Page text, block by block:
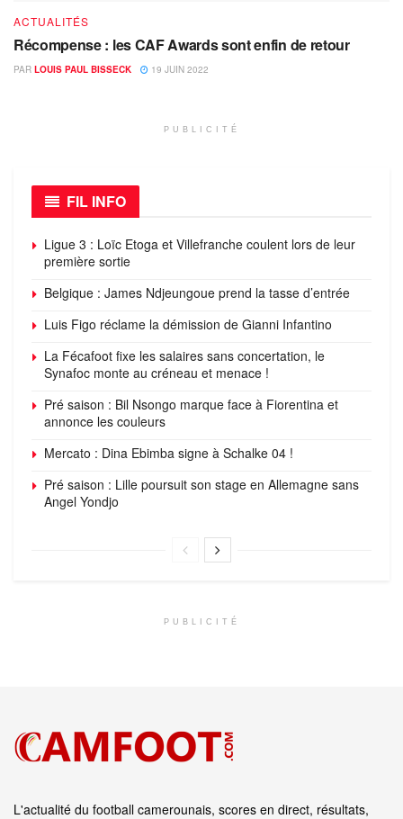
ACTUALITÉS
Récompense : les CAF Awards sont enfin de retour
PAR LOUIS PAUL BISSECK 19 JUIN 2022
PUBLICITÉ
FIL INFO
Ligue 3 : Loïc Etoga et Villefranche coulent lors de leur
première sortie
Belgique : James Ndjeungoue prend la tasse d’entrée
Luis Figo réclame la démission de Gianni Infantino
La Fécafoot fixe les salaires sans concertation, le
Synafoc monte au créneau et menace !
Pré saison : Bil Nsongo marque face à Fiorentina et
annonce les couleurs
Mercato : Dina Ebimba signe à Schalke 04 !
Pré saison : Lille poursuit son stage en Allemagne sans
Angel Yondjo
PUBLICITÉ
L'actualité du football camerounais, scores en direct, résultats,